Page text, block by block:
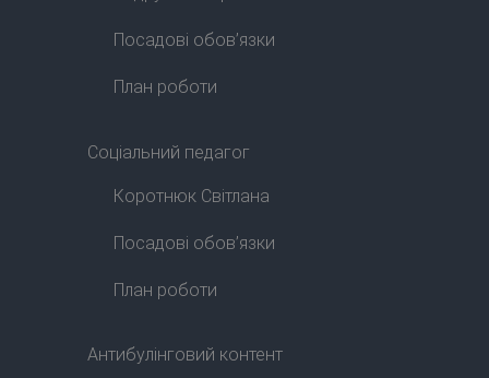
Посадові обов’язки
План роботи
Соціальний педагог
Коротнюк Світлана
Посадові обов’язки
План роботи
Антибулінговий контент